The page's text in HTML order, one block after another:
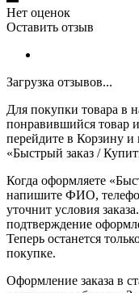
Нет оценок
Оставить отзыв
Загрузка отзывов...
Для покупки товара в
понравившийся товар
перейдите в Корзину
«Быстрый заказ /
Когда оформляете
напишите ФИО,
уточнит условия
подтверждение
Теперь останется
покупке.
Оформление заказа в